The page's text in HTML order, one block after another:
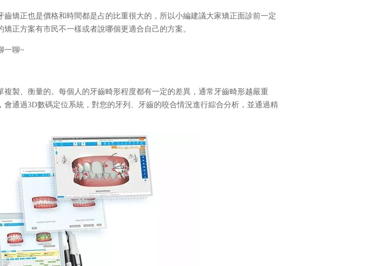
矯正也是價格和時間都是占的比重很大的，所以小編建議大家矯正面診前一定
正方案有市民不一樣或者說哪個更適合自己的方案。
一聊~
製、衡量的。每個人的牙齒畸形程度都有一定的差異，通常牙齒畸形越嚴重
通過3D數碼定位系統，對您的牙列、牙齒的咬合情況進行綜合分析，並通過精